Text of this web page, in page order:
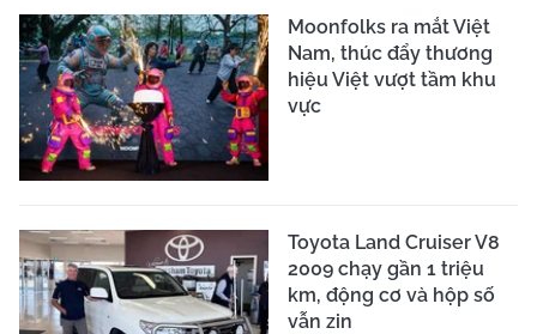
Moonfolks ra mắt Việt
Nam, thúc đẩy thương
hiệu Việt vượt tầm khu
vực
Toyota Land Cruiser V8
2009 chạy gần 1 triệu
km, động cơ và hộp số
vẫn zin